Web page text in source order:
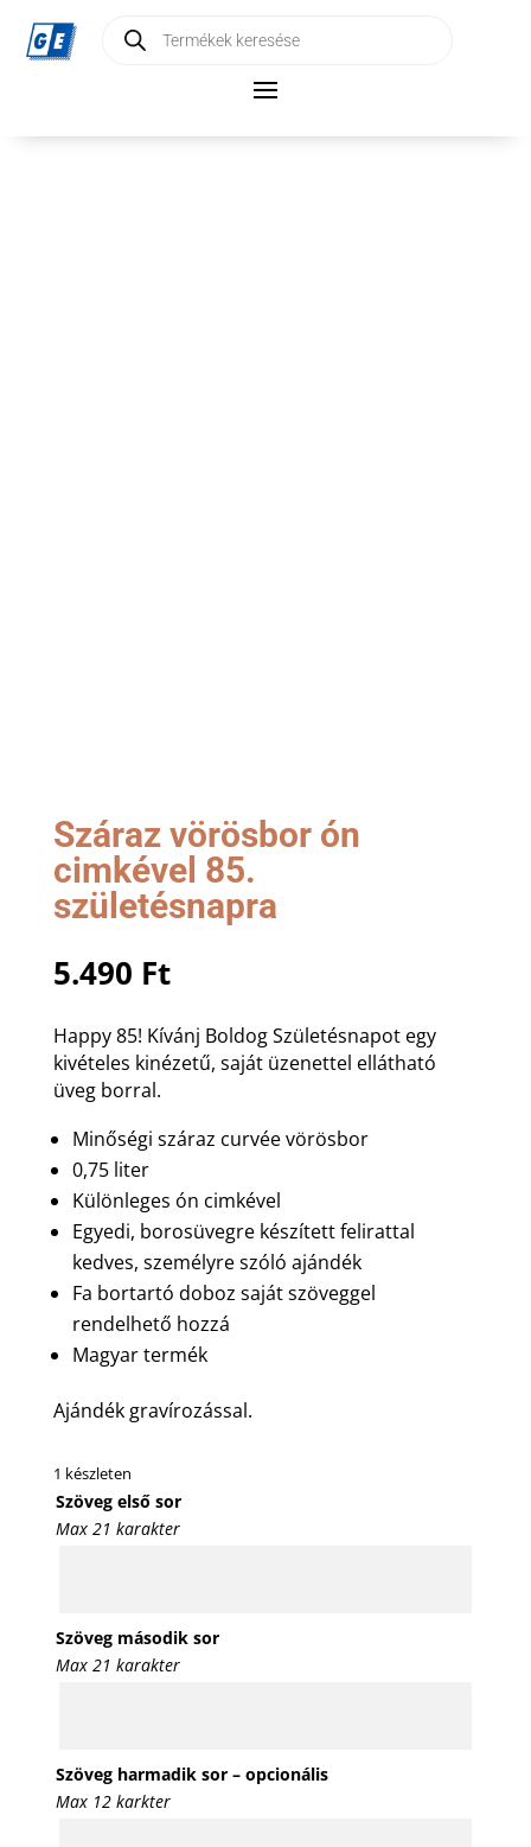
search
Száraz vörösbor ón
cimkével 85.
születésnapra
5.490 Ft
Happy 85! Kívánj Boldog Születésnapot egy
kivételes kinézetű, saját üzenettel ellátható
üveg borral.
Minőségi száraz curvée vörösbor
0,75 liter
Különleges ón cimkével
Egyedi, borosüvegre készített felirattal
kedves, személyre szóló ajándék
Fa bortartó doboz saját szöveggel
rendelhető hozzá
Magyar termék
Ajándék gravírozással.
1 készleten
Szöveg első sor
Max 21 karakter
Szöveg második sor
Max 21 karakter
Szöveg harmadik sor – opcionális
Max 12 karkter